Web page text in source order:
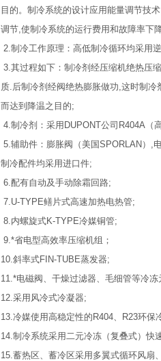
目的。制冷系统的设计应用能量调节技
调节,使制冷系统的运行费用和故障率下
2.制冷工作原理：高低制冷循环均采用
3.其过程如下：制冷剂经压缩机绝热压
质.后制冷剂经阀绝热膨胀做功,这时制
而达到降温之目的;
4.制冷剂：采用DUPONT公司R404A（
5.辅助件：膨胀阀（美国SPORLAN）,
制冷配件均采用进口件;
6.配有自动及手动除霜回路;
7.U-TYPE鳝片式高速加热电热管;
8.内螺旋式K-TYPE冷媒铜管;
9.*省电型高效率压缩机组；
10.斜率式FIN-TUBE蒸发器;
11.*电磁阀、干燥过滤器、毛细管等冷冻
12.采用风冷式冷凝器;
13.冷媒使用高稳定性的R404、R23环保
14.制冷系统采用二元冷冻（复叠式）快
15.蓄热区、蓄冷区采用多翼式循环风扇